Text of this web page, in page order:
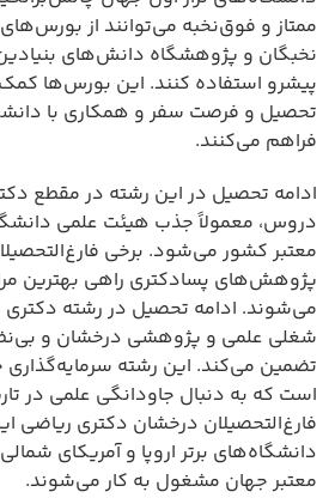
ممتاز و فوق‌نخبه می‌توانند از بورس‌های
نخبگان و پژوهشگاه دانش‌های بنیادین
پیشرو استفاده کنند. این بورس‌ها کمک
تحصیل و فرصت سفر و همکاری با
فراهم می‌کنند.
ادامه تحصیل در این رشته در مقطع
دروس، معمولاً جذب هیئت علمی
معتبر کشور می‌شود. برخی
پژوهش‌های پسادکتری راهی بهترین
می‌شوند. ادامه تحصیل در رشته دکتری
شغلی علمی و پژوهشی درخشان و
تضمین می‌کند. این رشته سرمایه‌گذاری
است که به دنبال جاودانگی علمی در
فارغ‌التحصیلان درخشان دکتری ریاضی
دانشگاه‌های برتر اروپا و آمریکای
معتبر جهان مشغول به کار می‌شوند.